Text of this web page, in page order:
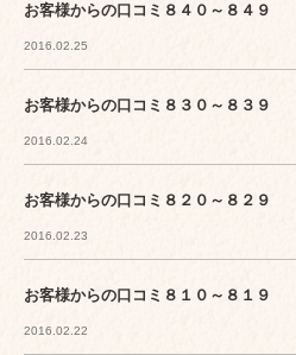
お客様からの口コミ８４０～８４９
2016.02.25
お客様からの口コミ８３０～８３９
2016.02.24
お客様からの口コミ８２０～８２９
2016.02.23
お客様からの口コミ８１０～８１９
2016.02.22